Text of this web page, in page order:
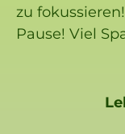
zu
Pause! Viel